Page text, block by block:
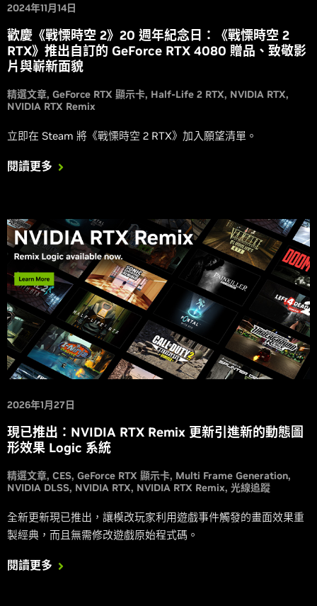
2024年11月14日
歡慶《戰慄時空 2》20 週年紀念日：《戰慄時空 2
RTX》推出自訂的 GeForce RTX 4080 贈品、致敬影
片與嶄新面貌
精選文章 GeForce RTX 顯示卡 Half-Life 2 RTX NVIDIA RTX
NVIDIA RTX Remix
立即在 Steam 將《戰慄時空 2 RTX》加入願望清單。
閱讀更多
2026年1月27日
現已推出：NVIDIA RTX Remix 更新引進新的動態圖
形效果 Logic 系統
精選文章 CES GeForce RTX 顯示卡 Multi Frame Generation
NVIDIA DLSS NVIDIA RTX NVIDIA RTX Remix 光線追蹤
全新更新現已推出，讓模改玩家利用遊戲事件觸發的畫面效果重
製經典，而且無需修改遊戲原始程式碼。
閱讀更多